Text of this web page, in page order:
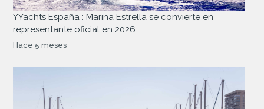
YYachts España : Marina Estrella se convierte en
representante oficial en 2026
Hace 5 meses